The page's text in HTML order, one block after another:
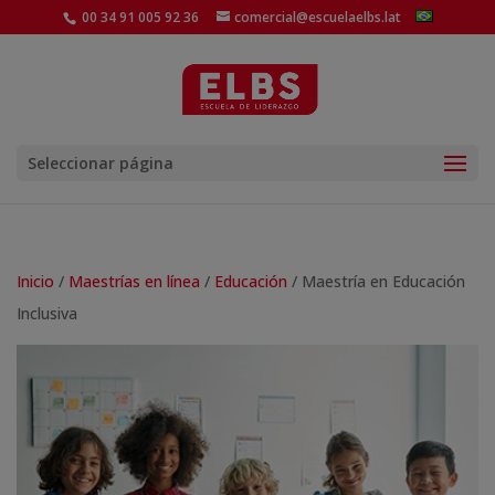
00 34 91 005 92 36 comercial@escuelaelbs.lat
Seleccionar página
Inicio / Maestrías en línea / Educación / Maestría en Educación
Inclusiva